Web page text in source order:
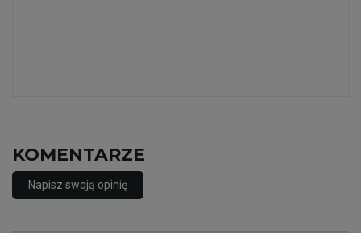
KOMENTARZE
Napisz swoją opinię